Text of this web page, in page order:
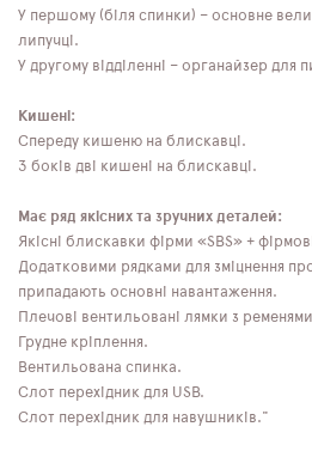
У першому (біля спинки) – основне
липучці.
У другому відділенні – органайзер для
Кишені:
Спереду кишеню на блискавці.
З боків дві кишені на блискавці.
Має ряд якісних та зручних деталей:
Якісні блискавки фірми «SBS» +
Додатковими рядками для зміцнення
припадають основні навантаження.
Плечові вентильовані лямки з
Грудне кріплення.
Вентильована спинка.
Слот перехідник для USB.
Слот перехідник для навушників."